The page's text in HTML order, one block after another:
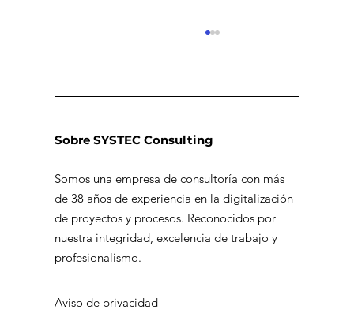
Ventajas competitivas del
nearshoring
Sobre SYSTEC Consulting
Somos una empresa de consultoría con más
de 38 años de experiencia en la digitalización
de proyectos y procesos. Reconocidos por
nuestra integridad, excelencia de trabajo y
profesionalismo.
Aviso de privacidad